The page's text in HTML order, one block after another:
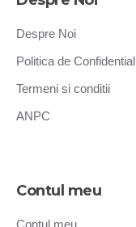
Despre Noi
Politica de
Termeni si conditii
ANPC
Contul meu